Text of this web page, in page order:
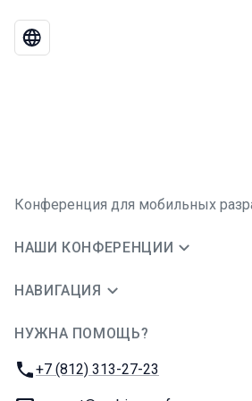
Конференция для мобильных
НАШИ КОНФЕРЕНЦИИ
НАВИГАЦИЯ
НУЖНА ПОМОЩЬ?
Телефон:
+7 (812) 313-27-23